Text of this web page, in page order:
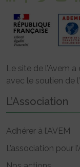
Le site de l’Avem
avec le soutien de l’
L’Association
Adhérer à l’AVEM
L’association pour